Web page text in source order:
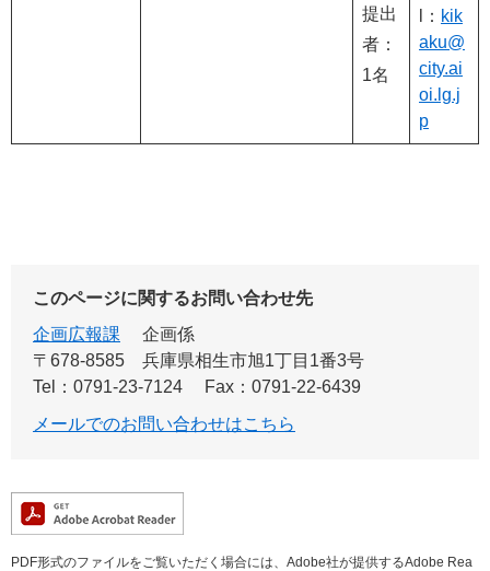
提出
者：
1名
l： kik
aku@
city.ai
oi.lg.j
p
このページに関するお問い合わせ先
企画広報課
企画係
〒678-8585
兵庫県相生市旭1丁目1番3号
Tel：0791-23-7124
Fax：0791-22-6439
メールでのお問い合わせはこちら
PDF形式のファイルをご覧いただく場合には、Adobe社が提供するAdobe Rea